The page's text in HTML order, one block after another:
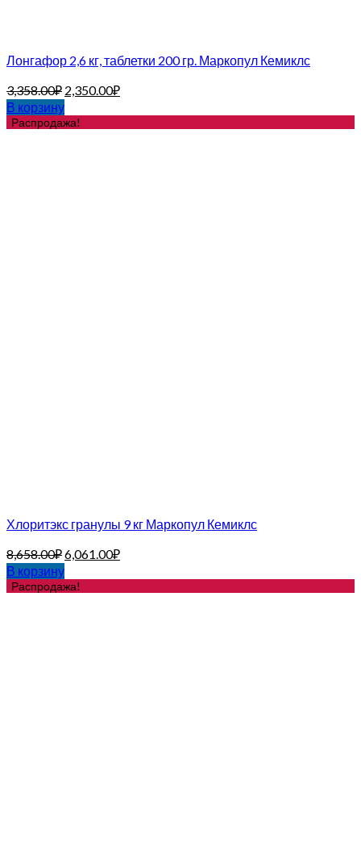
Лонгафор 2,6 кг, таблетки 200 гр. Маркопул Кемиклс
3,358.00₽ 2,350.00₽
В корзину
Распродажа!
Хлоритэкс гранулы 9 кг Маркопул Кемиклс
8,658.00₽6,061.00₽
В корзину
Распродажа!